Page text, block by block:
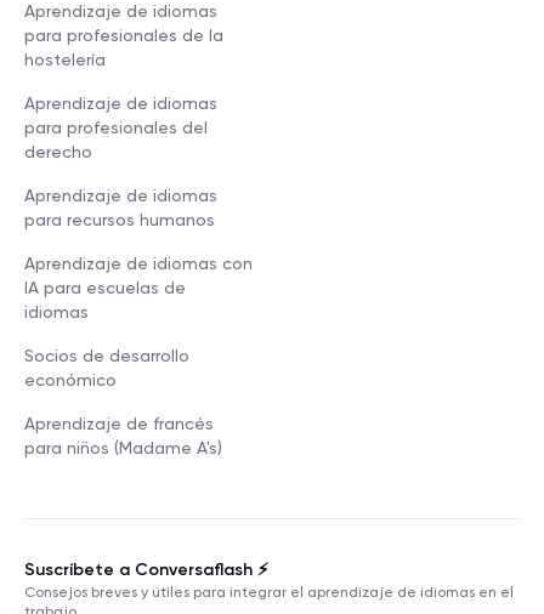
Aprendizaje de idiomas
para profesionales de la
hostelería
Aprendizaje de idiomas
para profesionales del
derecho
Aprendizaje de idiomas
para recursos humanos
Aprendizaje de idiomas con
IA para escuelas de
idiomas
Socios de desarrollo
económico
Aprendizaje de francés
para niños (Madame A's)
Suscríbete a Conversaflash ⚡️
Consejos breves y útiles para integrar el aprendizaje de idiomas en el